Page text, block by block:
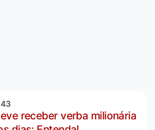
receber verba milionária